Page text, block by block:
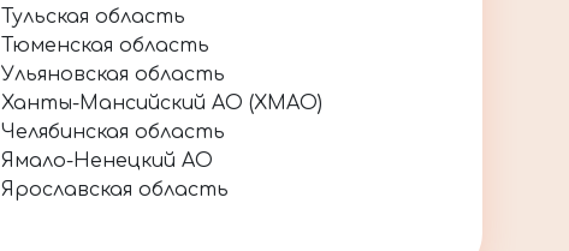
Тульская область
Тюменская область
Ульяновская область
Ханты-Мансийский АО (ХМАО)
Челябинская область
Ямало-Ненецкий АО
Ярославская область